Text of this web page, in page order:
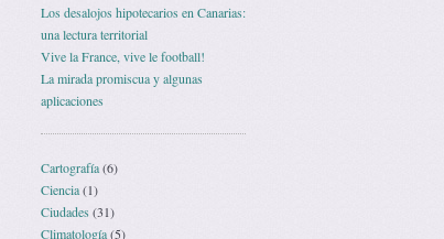
Los desalojos hipotecarios en Canarias:
una lectura territorial
Vive la France, vive le football!
La mirada promiscua y algunas
aplicaciones
Cartografía(6)
Ciencia(1)
Ciudades (31)
Climatología(5)